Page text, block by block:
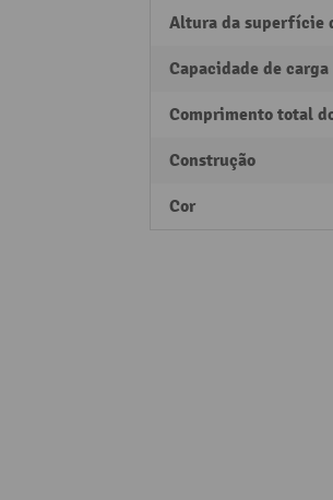
Altura da superfície
Capacidade de carga
Comprimento total
Construção
Cor